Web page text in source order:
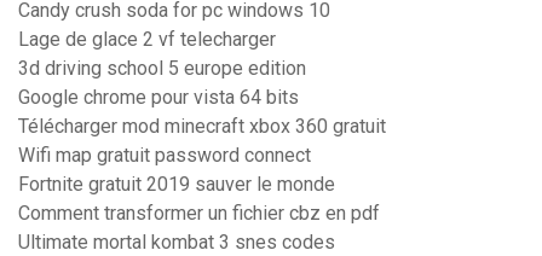
Candy crush soda for pc windows 10
Lage de glace 2 vf telecharger
3d driving school 5 europe edition
Google chrome pour vista 64 bits
Télécharger mod minecraft xbox 360 gratuit
Wifi map gratuit password connect
Fortnite gratuit 2019 sauver le monde
Comment transformer un fichier cbz en pdf
Ultimate mortal kombat 3 snes codes